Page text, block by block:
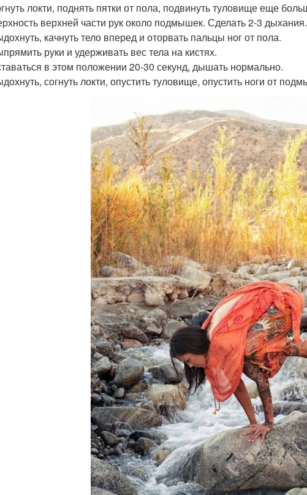
локти, поднять пятки от пола, подвинуть туловище еще
верхней части рук около подмышек. Сделать 2-3 дыхания.
качнуть тело вперед и оторвать пальцы ног от пола.
руки и удерживать вес тела на кистях.
в этом положении 20-30 секунд, дышать нормально.
согнуть локти, опустить туловище, опустить ноги от